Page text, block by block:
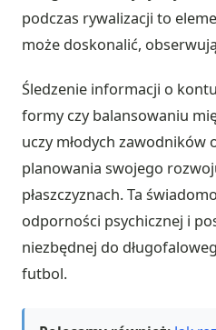
podczas rywalizacji to
może doskonalić,
Śledzenie informacji o
formy czy balansowaniu
uczy młodych zawodników
planowania swojego
płaszczyznach. Ta
odporności psychicznej i
niezbędnej do
futbol.